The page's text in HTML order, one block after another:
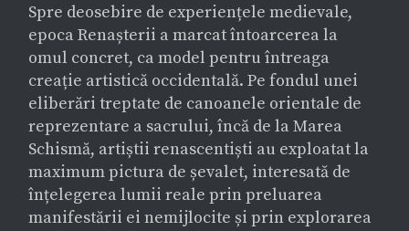
Spre deosebire de experiențele medievale,
epoca Renașterii a marcat întoarcerea la
omul concret, ca model pentru întreaga
creație artistică occidentală. Pe fondul unei
eliberări treptate de canoanele orientale de
reprezentare a sacrului, încă de la Marea
Schismă, artiștii renascentiști au exploatat la
maximum pictura de șevalet, interesată de
înțelegerea lumii reale prin preluarea
manifestării ei nemijlocite și prin explorarea